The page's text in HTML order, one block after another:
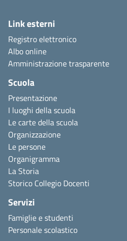
Link esterni
Registro elettronico
Albo online
Amministrazione trasparente
Scuola
Presentazione
I luoghi della scuola
Le carte della scuola
Organizzazione
Le persone
Organigramma
La Storia
Storico Collegio Docenti
Servizi
Famiglie e studenti
Personale scolastico